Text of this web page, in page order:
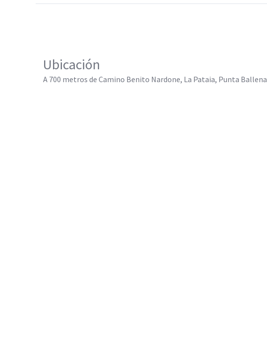
Ubicación
A 700 metros de Camino Benito Nardone, La Pataia, Punta Ballena